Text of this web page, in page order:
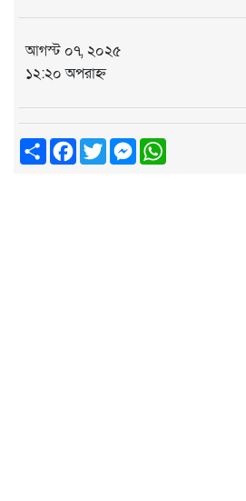
আগস্ট ০৭, ২০২৫
১২:২০ অপরাহ্ন
ShareFacebook
TwitterMessenger